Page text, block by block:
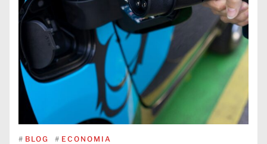
# BLOG # ECONOMIA